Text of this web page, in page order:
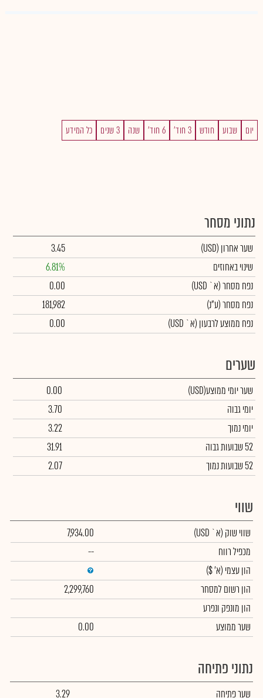
יום שבוע חודש 3 חוד' 6 חוד' שנה 3 שנים כל המידע
נתוני מסחר
שער אחרון (USD)
3.45
שינוי באחוזים
6.81%
נפח מסחר(א` USD)
0.00
נפח מסחר(ע"נ)
181,982
נפח ממוצע לרבעון (א` USD)
0.00
שערים
שער יומי ממוצע(USD)
0.00
יומי גבוה
3.70
יומי נמוך
3.22
52 שבועות גבוה
31.91
52 שבועות נמוך
2.07
שווי
שווי שוק (א` USD)
7,934.00
מכפיל רווח
--
הון עצמי (א' $)
הון רשום למסחר
2,299,760
הון מונפק ונפרע
שער ממוצע
0.00
נתוני פתיחה
שער פתיחה 3.29